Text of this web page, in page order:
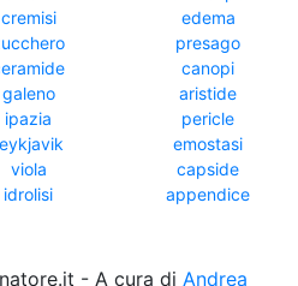
cremisi
edema
presago
canopi
galeno
aristide
ipazia
pericle
emostasi
viola
capside
idrolisi appendice
- A cura di Andrea